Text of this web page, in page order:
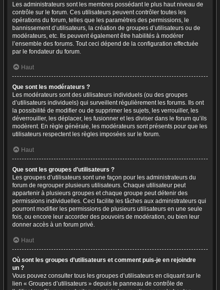
Les administrateurs sont les membres possédant le plus haut niveau de
contrôle sur le forum. Ces utilisateurs peuvent contrôler toutes les
opérations du forum, telles que les paramètres des permissions, le
bannissement d’utilisateurs, la création de groupes d’utilisateurs ou de
modérateurs, etc. Ils peuvent également être habilités à modérer
l’ensemble des forums. Tout ceci dépend de la configuration effectuée
par le fondateur du forum.
Haut
Que sont les modérateurs ?
Les modérateurs sont des utilisateurs individuels (ou des groupes
d’utilisateurs individuels) qui surveillent régulièrement les forums. Ils ont
la possibilité de modifier ou de supprimer les sujets, les verrouiller, les
déverrouiller, les déplacer, les fusionner et les diviser dans le forum qu’ils
modèrent. En règle générale, les modérateurs sont présents pour que les
utilisateurs respectent les règles imposées sur le forum.
Haut
Que sont les groupes d’utilisateurs ?
Les groupes d’utilisateurs sont une façon pour les administrateurs du
forum de regrouper plusieurs utilisateurs. Chaque utilisateur peut
appartenir à plusieurs groupes et chaque groupe peut détenir des
permissions individuelles. Ceci facilite les tâches aux administrateurs qui
pourront modifier les permissions de plusieurs utilisateurs en une seule
fois, ou encore leur accorder des pouvoirs de modération, ou bien leur
donner accès à un forum privé.
Haut
Où sont les groupes d’utilisateurs et comment puis-je en rejoindre
un ?
Vous pouvez consulter tous les groupes d’utilisateurs en cliquant sur le
lien « Groupes d’utilisateurs » depuis le panneau de contrôle de